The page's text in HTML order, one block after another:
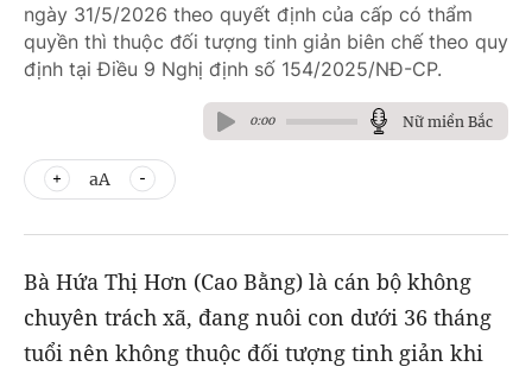
ngày 31/5/2026 theo quyết định của cấp có thẩm
quyền thì thuộc đối tượng tinh giản biên chế theo quy
định tại Điều 9 Nghị định số 154/2025/NĐ-CP.
0:00 Nữ miền Bắc
aA
Bà Hứa Thị Hơn (Cao Bằng) là cán bộ không
chuyên trách xã, đang nuôi con dưới 36 tháng
tuổi nên không thuộc đối tượng tinh giản khi